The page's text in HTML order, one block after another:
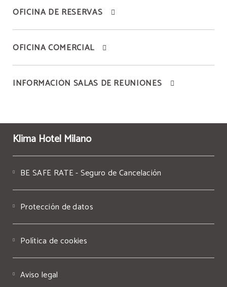
OFICINA DE RESERVAS
OFICINA COMERCIAL
INFORMACIÓN SALAS DE REUNIONES
Klima Hotel Milano
BE SAFE RATE - Seguro de Cancelación
Protección de datos
Política de cookies
Aviso legal